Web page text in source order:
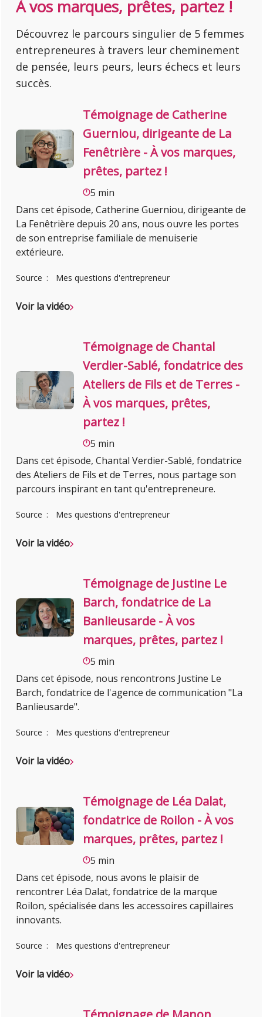
À vos marques, prêtes, partez !
Découvrez le parcours singulier de 5 femmes
entrepreneures à travers leur cheminement
de pensée, leurs peurs, leurs échecs et leurs
succès.
Témoignage de Catherine
Guerniou, dirigeante de La
Fenêtrière - À vos marques,
prêtes, partez !
5 min
Dans cet épisode, Catherine Guerniou, dirigeante de
La Fenêtrière depuis 20 ans, nous ouvre les portes
de son entreprise familiale de menuiserie
extérieure.
Source Mes questions d'entrepreneur
Voir la vidéo
Témoignage de Chantal
Verdier-Sablé, fondatrice des
Ateliers de Fils et de Terres -
À vos marques, prêtes,
partez !
5 min
Dans cet épisode, Chantal Verdier-Sablé, fondatrice
des Ateliers de Fils et de Terres, nous partage son
parcours inspirant en tant qu'entrepreneure.
Source Mes questions d'entrepreneur
Voir la vidéo
Témoignage de Justine Le
Barch, fondatrice de La
Banlieusarde - À vos
marques, prêtes, partez !
5 min
Dans cet épisode, nous rencontrons Justine Le
Barch, fondatrice de l'agence de communication "La
Banlieusarde".
Source Mes questions d'entrepreneur
Voir la vidéo
Témoignage de Léa Dalat,
fondatrice de Roilon - À vos
marques, prêtes, partez !
5 min
Dans cet épisode, nous avons le plaisir de
rencontrer Léa Dalat, fondatrice de la marque
Roilon, spécialisée dans les accessoires capillaires
innovants.
Source Mes questions d'entrepreneur
Voir la vidéo